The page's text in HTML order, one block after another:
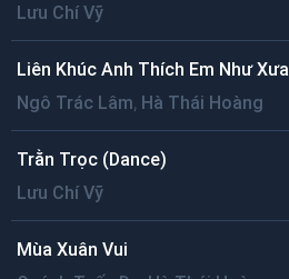
Lưu Chí Vỹ
Liên Khúc Anh Thích Em Như Xưa
Ngô Trác Lâm, Hà Thái Hoàng
Trằn Trọc (Dance)
Lưu Chí Vỹ
Mùa Xuân Vui